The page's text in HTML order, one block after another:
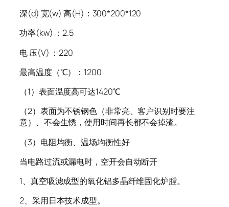
深(d) 宽(w) 高(H)：300*200*120
功率(kw) ：2.5
电 压(V) ：220
最高温度（℃）：1200
（1）表面温度高可达1420℃
（2）表面为不锈钢色（非常亮、客户识别时要注
意）、不会生锈，使用时间再长都不会掉渣。
（3）电阻均衡、温场均衡性好
当电路过流或漏电时，空开会自动断开
1、真空吸滤成型的氧化铝多晶纤维固化炉膛。
2、采用日本技术成型。